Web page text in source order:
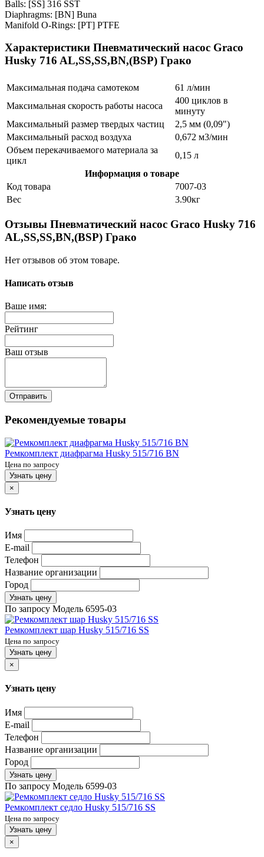
Balls: [SS] 316 SST
Diaphragms: [BN] Buna
Manifold O-Rings: [PT] PTFE
Характеристики Пневматический насос Graco
Husky 716 AL,SS,SS,BN,(BSP) Грако
Максимальная подача самотеком
61 л/мин
Максимальная скорость работы насоса
400 циклов в
минуту
Максимальный размер твердых частиц
2,5 мм (0,09")
Максимальный расход воздуха
0,672 м3/мин
Объем перекачиваемого материала за
цикл
0,15 л
Информация о товаре
Код товара
7007-03
Вес
3.90кг
Отзывы Пневматический насос Graco Husky 716
AL,SS,SS,BN,(BSP) Грако
Нет отзывов об этом товаре.
Написать отзыв
Ваше имя:
Рейтинг
Ваш отзыв
Отправить
Рекомендуемые товары
Ремкомплект диафрагма Husky 515/716 BN
Цена по запросу
Узнать цену
×
Узнать цену
Имя
E-mail
Телефон
Название организации
Город
Узнать цену
По запросу Модель 6595-03
Ремкомплект шар Husky 515/716 SS
Цена по запросу
Узнать цену
×
Узнать цену
Имя
E-mail
Телефон
Название организации
Город
Узнать цену
По запросу Модель 6599-03
Ремкомплект седло Husky 515/716 SS
Цена по запросу
Узнать цену
×